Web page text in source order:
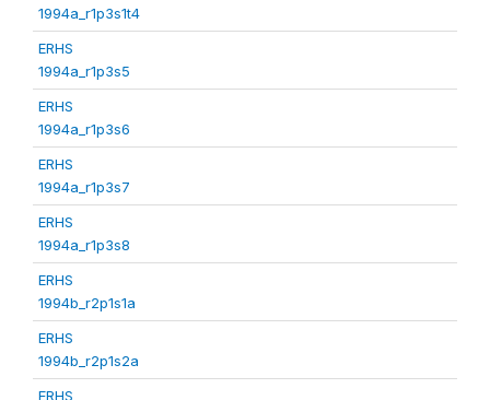
1994a_r1p3s1t4
ERHS
1994a_r1p3s5
ERHS
1994a_r1p3s6
ERHS
1994a_r1p3s7
ERHS
1994a_r1p3s8
ERHS
1994b_r2p1s1a
ERHS
1994b_r2p1s2a
ERHS